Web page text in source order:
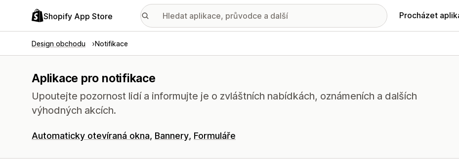
Shopify App Store Procházet
Design obchodu Notifikace
Aplikace pro notifikace
Upoutejte pozornost lidí a informujte je o zvláštních nabídkách, oznámeních a dalších
výhodných akcích.
Automaticky otevíraná okna Bannery Formuláře